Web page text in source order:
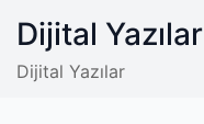
content
Dijital Yazılar
Dijital Yazılar